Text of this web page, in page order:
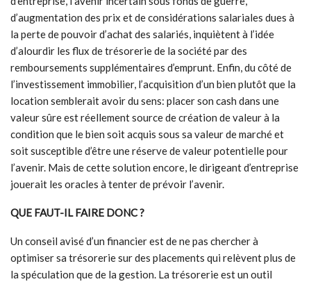
d’augmentation des prix et de considérations salariales dues à
la perte de pouvoir d’achat des salariés, inquiètent à l’idée
d’alourdir les flux de trésorerie de la société par des
remboursements supplémentaires d’emprunt. Enfin, du côté de
l’investissement immobilier, l’acquisition d’un bien plutôt que la
location semblerait avoir du sens: placer son cash dans une
valeur sûre est réellement source de création de valeur à la
condition que le bien soit acquis sous sa valeur de marché et
soit susceptible d’être une réserve de valeur potentielle pour
l’avenir. Mais de cette solution encore, le dirigeant d’entreprise
jouerait les oracles à tenter de prévoir l’avenir.
QUE FAUT-IL FAIRE DONC ?
Un conseil avisé d’un financier est de ne pas chercher à
optimiser sa trésorerie sur des placements qui relèvent plus de
la spéculation que de la gestion. La trésorerie est un outil